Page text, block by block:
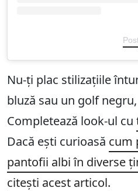
Nu-ți plac stilizațiile
bluză sau un golf
Completează look-ul cu
Dacă ești curioasă cum
pantofii albi în diverse
citești acest articol.